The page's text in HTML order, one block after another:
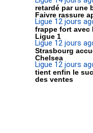
retardé par une
Faivre rassure
Ligue 12 jours
frappe fort avec
Ligue 1
Ligue 12 jours
Strasbourg
Chelsea
Ligue 12 jours
tient enfin le
des ventes